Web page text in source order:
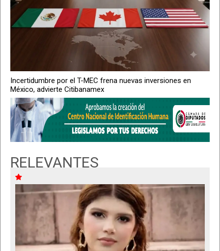
Incertidumbre por el T-MEC frena nuevas inversiones en
México, advierte Citibanamex
RELEVANTES